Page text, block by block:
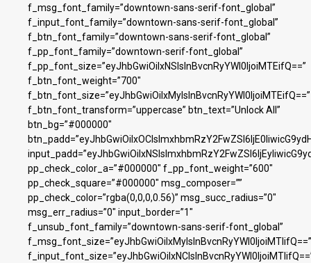
f_msg_font_family=”downtown-sans-serif-font_global”
f_input_font_family=”downtown-sans-serif-font_global”
f_btn_font_family=”downtown-sans-serif-font_global”
f_pp_font_family=”downtown-serif-font_global”
f_pp_font_size=”eyJhbGwiOiIxNSIsInBvcnRyYWl0IjoiMTEifQ==”
f_btn_font_weight=”700″
f_btn_font_size=”eyJhbGwiOiIxMyIsInBvcnRyYWl0IjoiMTEifQ==”
f_btn_font_transform=”uppercase” btn_text=”Unlock All”
btn_bg=”#000000″
pp_check_color_a=”#000000″ f_pp_font_weight=”600″
pp_check_square=”#000000″ msg_composer=””
pp_check_color=”rgba(0,0,0,0.56)” msg_succ_radius=”0″
msg_err_radius=”0″ input_border=”1″
f_unsub_font_family=”downtown-sans-serif-font_global”
f_msg_font_size=”eyJhbGwiOiIxMyIsInBvcnRyYWl0IjoiMTIifQ==”